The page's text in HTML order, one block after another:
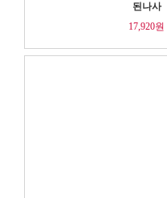
된나사
17,920원